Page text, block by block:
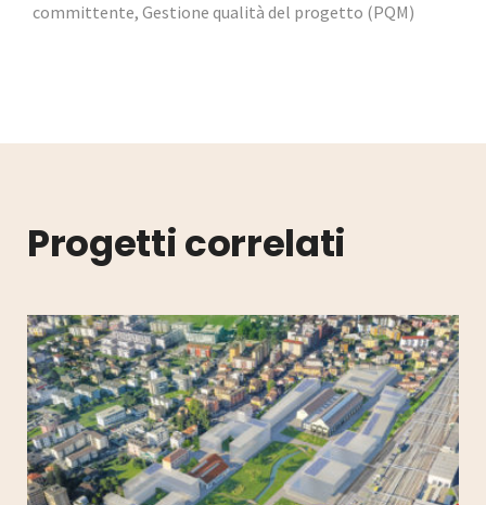
committente, Gestione qualità del progetto (PQM)
Progetti correlati